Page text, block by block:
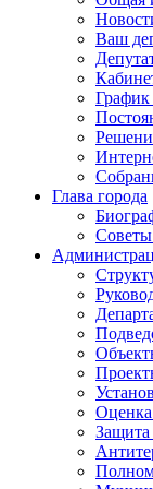
Ваш
График
Глава города
Советы
Оценка
Защита